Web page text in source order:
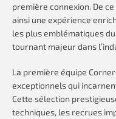
première connexion. De
ainsi une expérience
les plus emblématiques
tournant majeur dans
La première équipe
exceptionnels qui
Cette sélection
techniques, les recrues